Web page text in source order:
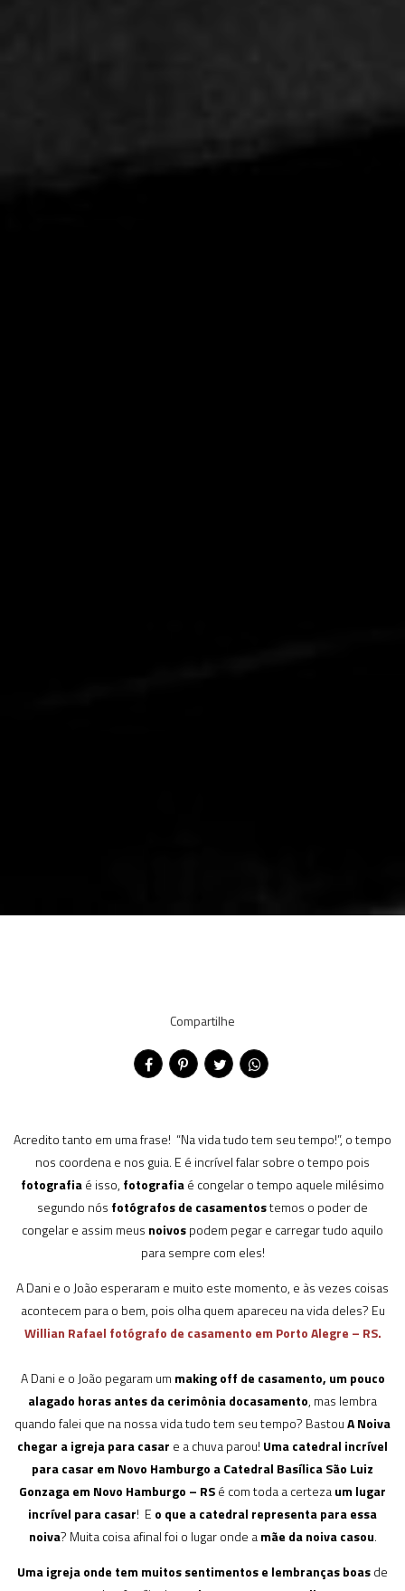
Compartilhe
Acredito tanto em uma frase! “Na vida tudo tem seu tempo!”, o tempo
nos coordena e nos guia. E é incrível falar sobre o tempo pois
fotografiaé isso, fotografiaé congelar o tempo aquele milésimo
segundo nós fotógrafos de casamentostemos o poder de
congelar e assim meus noivospodem pegar e carregar tudo aquilo
para sempre com eles!
A Dani e o João esperaram e muito este momento, e às vezes coisas
acontecem para o bem, pois olha quem apareceu na vida deles? Eu
Willian Rafael fotógrafo de casamento em Porto Alegre – RS.
A Dani e o João pegaram um making off de casamento, um pouco
alagado horas antes da cerimônia docasamento, mas lembra
quando falei que na nossa vida tudo tem seu tempo? BastouA Noiva
chegar a igreja para casar e a chuva parou! Uma catedral incrível
para casar em Novo Hamburgo a Catedral Basílica São Luiz
Gonzaga em Novo Hamburgo – RSé com toda a certezaum lugar
incrível para casar! E o que a catedral representa para essa
noiva? Muita coisa afinal foi o lugar onde amãe da noiva casou.
Uma igreja onde tem muitos sentimentos e lembranças boasde